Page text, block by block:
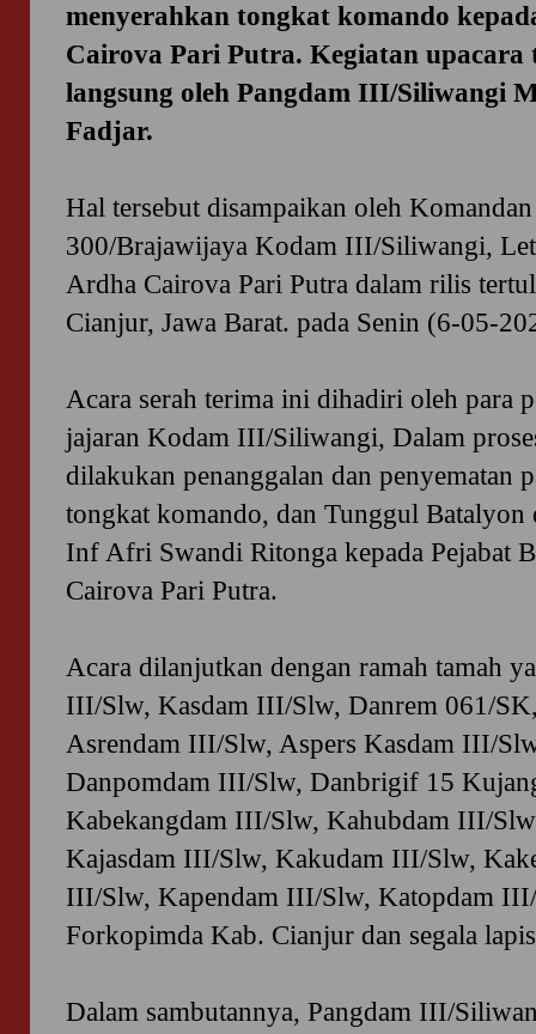
menyerahkan tongkat komando
Cairova Pari Putra. Kegiatan
langsung oleh Pangdam III/Siliwangi
Fadjar.
Hal tersebut disampaikan oleh
300/Brajawijaya Kodam III/Siliwangi,
Ardha Cairova Pari Putra dalam rilis
Cianjur, Jawa Barat. pada Senin (6-05-
Acara serah terima ini dihadiri oleh para
jajaran Kodam III/Siliwangi, Dalam
dilakukan penanggalan dan penyematan
tongkat komando, dan Tunggul Batalyon
Inf Afri Swandi Ritonga kepada Pejabat
Cairova Pari Putra.
Acara dilanjutkan dengan ramah tamah
III/Slw, Kasdam III/Slw, Danrem 061/
Asrendam III/Slw, Aspers Kasdam III/
Danpomdam III/Slw, Danbrigif 15
Kabekangdam III/Slw, Kahubdam III/
Kajasdam III/Slw, Kakudam III/Slw,
III/Slw, Kapendam III/Slw, Katopdam
Forkopimda Kab. Cianjur dan segala
Dalam sambutannya, Pangdam III/